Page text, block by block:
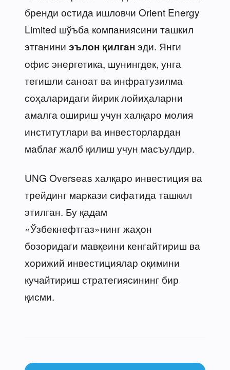
бренди остида ишловчи Orient Energy
Limited шўъба компаниясини ташкил
этганини эълон қилганэди. Янги
офис энергетика, шунингдек, унга
тегишли саноат ва инфратузилма
соҳаларидаги йирик лойиҳаларни
амалга ошириш учун халқаро молия
институтлари ва инвесторлардан
маблағ жалб қилиш учун масъулдир.
UNG Overseas халқаро инвестиция ва
трейдинг маркази сифатида ташкил
этилган. Бу қадам
«Ўзбекнефтгаз»нинг жаҳон
бозоридаги мавқеини кенгайтириш ва
хорижий инвестициялар оқимини
кучайтириш стратегиясининг бир
қисми.